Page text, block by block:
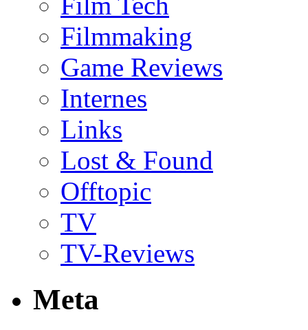
Filmmaking
Game Reviews
Internes
Links
Lost & Found
Offtopic
TV
TV-Reviews
Meta